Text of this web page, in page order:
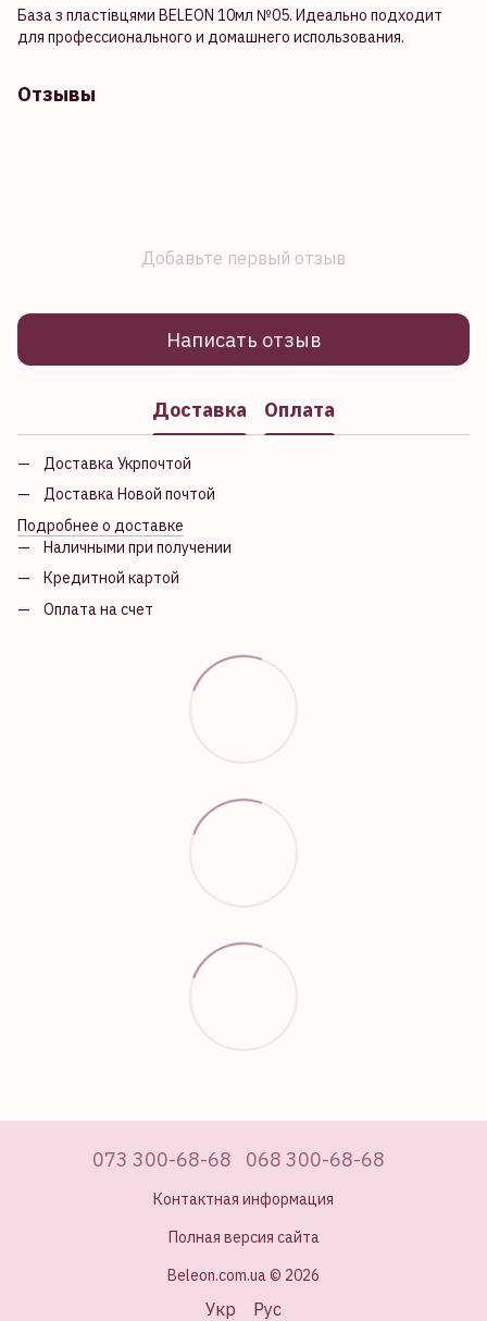
База з пластівцями BELEON 10мл №05. Идеально подходит
для профессионального и домашнего использования.
Отзывы
Добавьте первый отзыв
Написать отзыв
Доставка Оплата
Доставка Укрпочтой
Доставка Новой почтой
Подробнее о доставке
Наличными при получении
Кредитной картой
Оплата на счет
073 300-68-68 068 300-68-68
Контактная информация
Полная версия сайта
Beleon.com.ua © 2026
Укр Рус